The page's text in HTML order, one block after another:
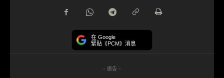
在 Google
緊貼《PCM》消息
- 廣告 -